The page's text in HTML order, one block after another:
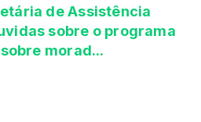
de Assistência
sobre o programa
morad...